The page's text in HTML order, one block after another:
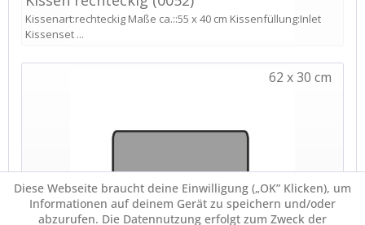
Diese Webseite braucht deine Einwilligung („OK” Klicken), um
Informationen auf deinem Gerät zu speichern und/oder
abzurufen. Die Datennutzung erfolgt zum Zweck der